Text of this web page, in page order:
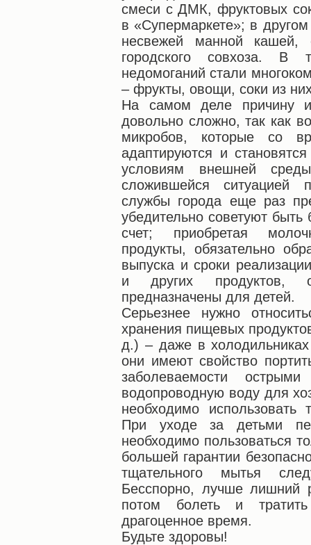
смеси с ДМК, фруктовых
в «Супермаркете»; в
несвежей манной кашей,
городского совхоза. В
недомоганий стали
– фрукты, овощи, соки из
На самом деле причину
довольно сложно, так как
микробов, которые со
адаптируются и
условиям внешней
сложившейся ситуацией
службы города еще раз
убедительно советуют
счет; приобретая
продукты, обязательно
выпуска и сроки
и других продуктов,
предназначены для детей.
Серьезнее нужно
хранения пищевых
д.) – даже в
они имеют свойство
заболеваемости
водопроводную воду для
необходимо
При уходе за детьми
необходимо пользоваться
большей гарантии
тщательного мытья
Бесспорно, лучше лишний
потом болеть и
драгоценное время.
Будьте здоровы!